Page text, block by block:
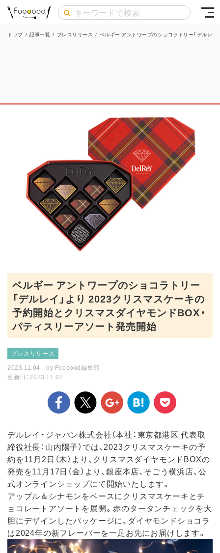
トップ / 記事一覧 / プレスリリース / ベルギー アントワープのショコラトリー「デルレ
ベルギー アントワープのショコラトリー
「デルレイ」より 2023クリスマスケーキの
予約開始とクリスマスダイヤモンドBOX・
パティスリーアソート発売開始
プレスリリース
2023.11.04
by Foooood編集部
更新日：2023.11.02
デルレイ・ジャパン株式会社（本社：東京都港区 代表取
締役社長：山内陽子）では、2023クリスマスケーキの予
約を11月2日（木）より、クリスマスダイヤモンドBOXの
発売を11月17日（金）より、銀座本店、そごう横浜店、公
式オンラインショップにて開始いたします。
アップル＆シナモンをベースにクリスマスケーキとチ
ョコレートアソートを展開。赤のタータンチェックを大
胆にデザインしたパッケージに、ダイヤモンドショコラ
は2024年の新フレーバーを一足お先にお届けします。